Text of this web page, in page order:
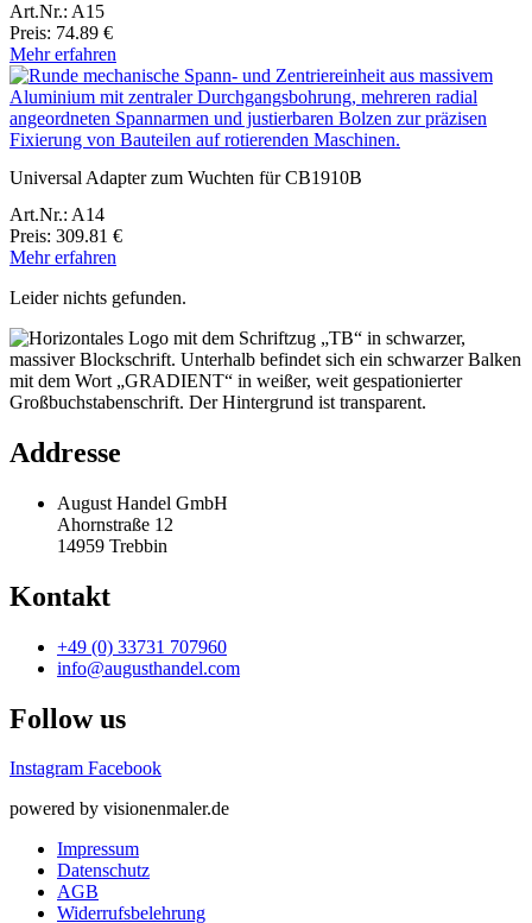
Art.Nr.: A15
Preis: 74.89 €
Mehr erfahren
Universal Adapter zum Wuchten für CB1910B
Art.Nr.: A14
Preis: 309.81 €
Mehr erfahren
Leider nichts gefunden.
Addresse
August Handel GmbH
Ahornstraße 12
14959 Trebbin
Kontakt
+49 (0) 33731 707960
info@augusthandel.com
Follow us
Instagram Facebook
powered by visionenmaler.de
Impressum
Datenschutz
AGB
Widerrufsbelehrung